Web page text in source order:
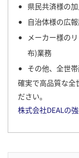
県民共済様の
自治体様の広
メーカー様の
布)業務
その他、全世
確実で高品質な全
ださい。
株式会社DEALの